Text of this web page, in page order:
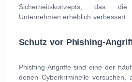
Sicherheitskonzepts, das
Unternehmen erheblich verbessert.
Schutz vor Phishing-
Phishing-Angriffe sind eine der
denen Cyberkriminelle versuchen,